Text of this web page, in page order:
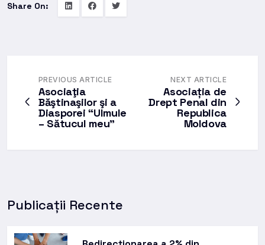
Share On:
PREVIOUS ARTICLE
Asociaţia
Băştinaşilor şi a
Diasporei “Ulmule
– Sătucul meu”
NEXT ARTICLE
Asociația de
Drept Penal din
Republica
Moldova
Publicații Recente